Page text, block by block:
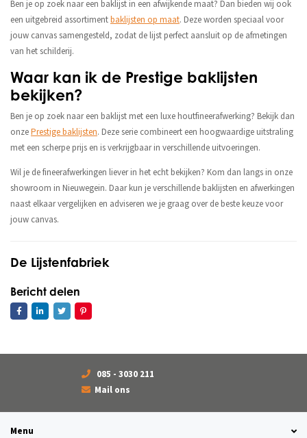
Ben je op zoek naar een baklijst in een afwijkende maat? Dan bieden wij ook
een uitgebreid assortimentbaklijsten op maat. Deze worden speciaal voor
jouw canvas samengesteld, zodat de lijst perfect aansluit op de afmetingen
van het schilderij.
Waar kan ik de Prestige baklijsten
bekijken?
Ben je op zoek naar een baklijst met een luxe houtfineerafwerking? Bekijk dan
onzePrestige baklijsten. Deze serie combineert een hoogwaardige uitstraling
met een scherpe prijs en is verkrijgbaar in verschillende uitvoeringen.
Wil je de fineerafwerkingen liever in het echt bekijken? Kom dan langs in onze
showroom in Nieuwegein. Daar kun je verschillende baklijsten en afwerkingen
naast elkaar vergelijken en adviseren we je graag over de beste keuze voor
jouw canvas.
De Lijstenfabriek
Bericht delen
085 - 3030 211
Mail ons
Menu